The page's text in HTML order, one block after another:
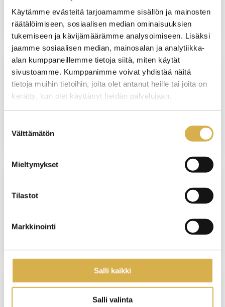
Käytämme evästeitä tarjoamamme sisällön ja mainosten
räätälöimiseen, sosiaalisen median ominaisuuksien
tukemiseen ja kävijämäärämme analysoimiseen. Lisäksi
jaamme sosiaalisen median, mainosalan ja analytiikka-
alan kumppaneillemme tietoja siitä, miten käytät
sivustoamme. Kumppanimme voivat yhdistää näitä
tietoja muihin tietoihin, joita olet antanut heille tai joita on
kerätty, kun olet käyttänyt heidän palvelujaan.
valinta
Välttämätön
Mieltymykset
Tilastot
Markkinointi
Salli kaikki
Salli valinta
JATKUVA HAKU
VANTAA
Vastuullisen matkailun opiskelupolku |
Matkailualan perustutkinto
JATKUVA HAKU